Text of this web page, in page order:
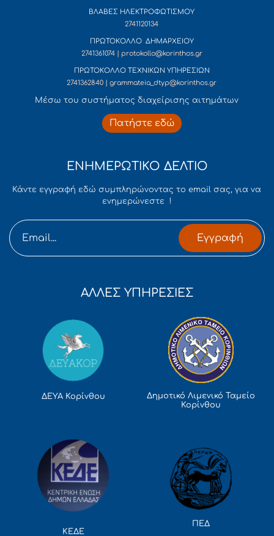
ΒΛΑΒΕΣ ΗΛΕΚΤΡΟΦΩΤΙΣΜΟΥ
2741120134
ΠΡΩΤΟΚΟΛΛΟ ΔΗΜΑΡΧΕΙΟΥ
2741361074 | protokollo@korinthos.gr
ΠΡΩΤΟΚΟΛΛΟ ΤΕΧΝΙΚΩΝ ΥΠΗΡΕΣΙΩΝ
2741362840 | grammateia_dtyp@korinthos.gr
Mέσω του συστήματος διαχείρισης αιτημάτων
Πατήστε εδώ
ΕΝΗΜΕΡΩΤΙΚΟ ΔΕΛΤΙΟ
Κάντε εγγραφή εδώ συμπληρώνοντας το email σας, για να
ενημερώνεστε !
Εγγραφή
ΑΛΛΕΣ ΥΠΗΡΕΣΙΕΣ
ΔΕΥΑ Κορίνθου
Δημοτικό Λιμενικό Ταμείο
Κορίνθου
ΚΕΔΕ
ΠΕΔ